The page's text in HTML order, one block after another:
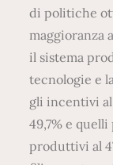
di politiche
maggioranza
il sistema
tecnologie e
gli incentivi
49,7% e
produttivi al